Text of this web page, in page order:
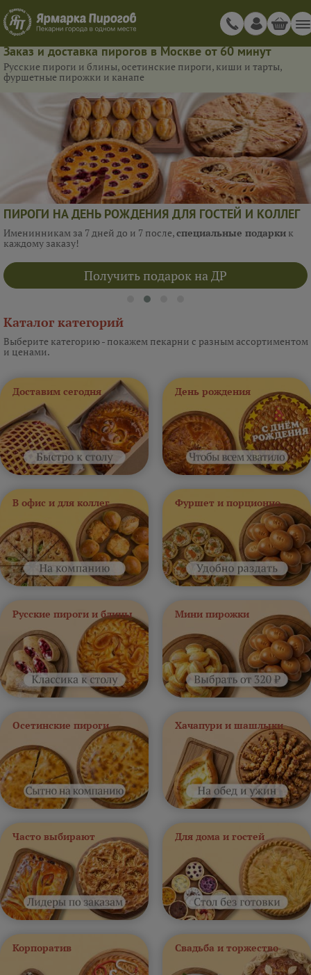
Заказ и доставка пирогов в Москве от 60 минут
Русские пироги и блины, осетинские пироги, киши и тарты,
фуршетные пирожки и канапе
ПИРОГИ НА ДЕНЬ РОЖДЕНИЯ ДЛЯ ГОСТЕЙ И КОЛЛЕГ
Именинникам за 7 дней до и 7 после,специальные подарки к
каждому заказу!
Получить подарок на ДР
Каталог категорий
Выберите категорию - покажем пекарни с разным ассортиментом
и ценами.
Доставим сегодня День рождения
В офис и для коллег Фуршет и порционно
Русские пироги и блины Мини пирожки
Осетинские пироги Хачапури и шашлыки
Часто выбирают Для дома и гостей
Корпоратив Свадьба и торжество